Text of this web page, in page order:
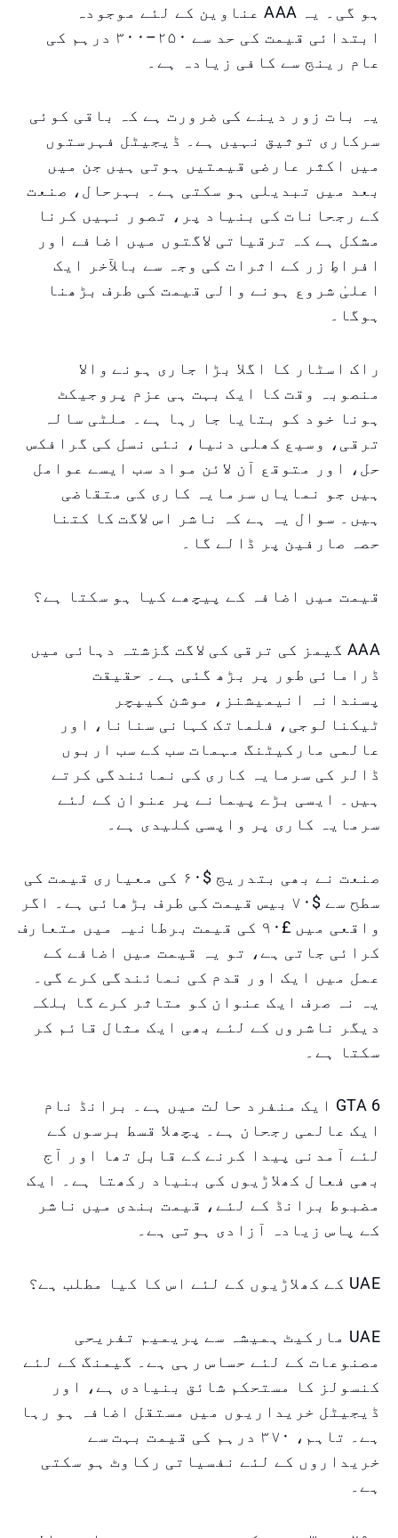
ہو گی۔ یہ AAA عناوین کے لئے موجودہ
ابتدائی قیمت کی حد سے ۲۵۰–۳۰۰ درہم کی
عام رینج سے کافی زیادہ ہے۔
یہ بات زور دینے کی ضرورت ہے کہ باقی کوئی
سرکاری توثیق نہیں ہے۔ ڈیجیٹل فہرستوں
میں اکثر عارضی قیمتیں ہوتی ہیں جن میں
بعد میں تبدیلی ہو سکتی ہے۔ بہرحال، صنعت
کے رجحانات کی بنیاد پر، تصور نہیں کرنا
مشکل ہے کہ ترقیاتی لاگتوں میں اضافے اور
افراطِ زر کے اثرات کی وجہ سے بالآخر ایک
اعلیٰ شروع ہونے والی قیمت کی طرف بڑھنا
ہوگا۔
راک اسٹار کا اگلا بڑا جاری ہونے والا
منصوبہ وقت کا ایک بہت ہی عزم پروجیکٹ
ہونا خود کو بتایا جا رہا ہے۔ ملٹی سالہ
ترقی، وسیع کھلی دنیا، نئی نسل کی گرافکس
حل، اور متوقع آن لائن مواد سب ایسے عوامل
ہیں جو نمایاں سرمایہ کاری کی متقاضی
ہیں۔ سوال یہ ہے کہ ناشر اس لاگت کا کتنا
حصہ صارفین پر ڈالے گا۔
قیمت میں اضافہ کے پیچھے کیا ہو سکتا ہے؟
AAA گیمز کی ترقی کی لاگت گزشتہ دہائی میں
ڈرامائی طور پر بڑھ گئی ہے۔ حقیقت
پسندانہ انیمیشنز، موشن کیپچر
ٹیکنالوجی، فلماتک کہانی سنانا، اور
عالمی مارکیٹنگ مہمات سب کے سب اربوں
ڈالر کی سرمایہ کاری کی نمائندگی کرتے
ہیں۔ ایسی بڑے پیمانے پر عنوان کے لئے
سرمایہ کاری پر واپسی کلیدی ہے۔
صنعت نے بھی بتدریج $۶۰ کی معیاری قیمت کی
سطح سے $۷۰ بیس قیمت کی طرف بڑھائی ہے۔ اگر
واقعی میں £۹۰ کی قیمت برطانیہ میں متعارف
کرائی جاتی ہے، تو یہ قیمت میں اضافے کے
عمل میں ایک اور قدم کی نمائندگی کرے گی۔
یہ نہ صرف ایک عنوان کو متاثر کرے گا بلکہ
دیگر ناشروں کے لئے بھی ایک مثال قائم کر
سکتا ہے۔
GTA 6 ایک منفرد حالت میں ہے۔ برانڈ نام
ایک عالمی رجحان ہے۔ پچھلا قسط برسوں کے
لئے آمدنی پیدا کرنے کے قابل تھا اور آج
بھی فعال کھلاڑیوں کی بنیاد رکھتا ہے۔ ایک
مضبوط برانڈ کے لئے، قیمت بندی میں ناشر
کے پاس زیادہ آزادی ہوتی ہے۔
UAЕ کے کھلاڑیوں کے لئے اس کا کیا مطلب ہے؟
UAЕ مارکیٹ ہمیشہ سے پریمیم تفریحی
مصنوعات کے لئے حساس رہی ہے۔ گیمنگ کے لئے
کنسولز کا مستحکم شائق بنیادی ہے، اور
ڈیجیٹل خریداریوں میں مستقل اضافہ ہو رہا
ہے۔ تاہم، ۳۷۰ درہم کی قیمت بہت سے
خریداروں کے لئے نفسیاتی رکاوٹ ہو سکتی
ہے۔